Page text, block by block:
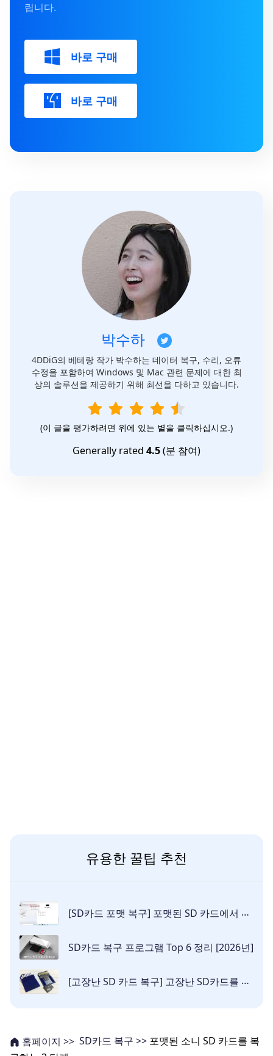
립니다.
바로 구매
바로 구매
박수하
4DDiG의 베테랑 작가 박수하는 데이터 복구, 수리, 오류
수정을 포함하여 Windows 및 Mac 관련 문제에 대한 최
상의 솔루션을 제공하기 위해 최선을 다하고 있습니다.
(이 글을 평가하려면 위에 있는 별을 클릭하십시오.)
Generally rated 4.5(분 참여)
유용한 꿀팁 추천
[SD카드 포맷 복구] 포맷된 SD 카드에서 파일 복구하는 필수 가이드
SD카드 복구 프로그램 Top 6 정리 [2026년]
[고장난 SD 카드 복구] 고장난 SD카드를 고치고 데이터를 복구하는 법
홈페이지 >> SD카드 복구 >> 포맷된 소니 SD 카드를 복